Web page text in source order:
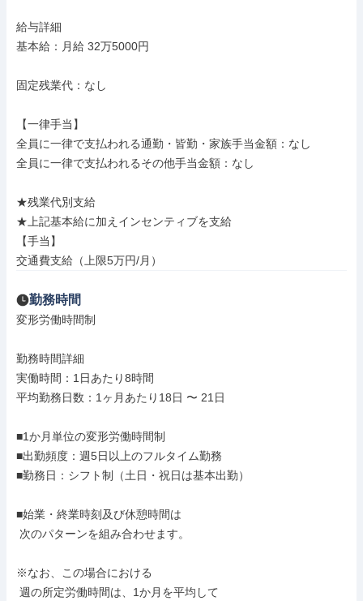
給与詳細
基本給：月給 32万5000円
固定残業代：なし
【一律手当】
全員に一律で支払われる通勤・皆勤・家族手当金額：なし
全員に一律で支払われるその他手当金額：なし
★残業代別支給
★上記基本給に加えインセンティブを支給
【手当】
交通費支給（上限5万円/月）
勤務時間
変形労働時間制
勤務時間詳細
実働時間：1日あたり8時間
平均勤務日数：1ヶ月あたり18日 〜 21日
■1か月単位の変形労働時間制
■出勤頻度：週5日以上のフルタイム勤務
■勤務日：シフト制（土日・祝日は基本出勤）
■始業・終業時刻及び休憩時間は
※なお、この場合における